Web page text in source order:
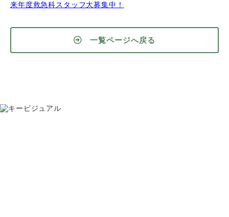
来年度救急科スタッフ大募集中！
一覧ページへ戻る